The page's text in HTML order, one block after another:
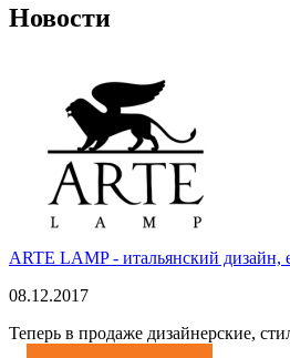
Новости
ARTE LAMP - итальянский дизайн,
08.12.2017
Теперь в продаже дизайнерские,